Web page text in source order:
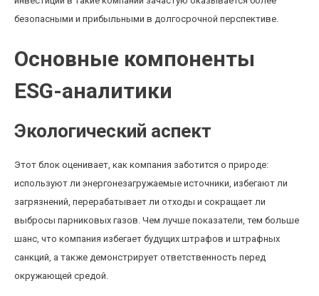
безопасными и прибыльными в долгосрочной перспективе.
Основные компоненты
ESG-аналитики
Экологический аспект
Этот блок оценивает, как компания заботится о природе:
используют ли энергонезагружаемые источники, избегают ли
загрязнений, перерабатывает ли отходы и сокращает ли
выбросы парниковых газов. Чем лучше показатели, тем больше
шанс, что компания избегает будущих штрафов и штрафных
санкций, а также демонстрирует ответственность перед
окружающей средой.